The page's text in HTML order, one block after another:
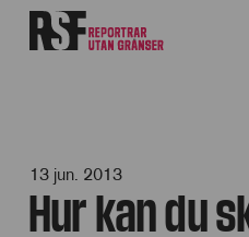
13 jun. 2013
Hur kan du